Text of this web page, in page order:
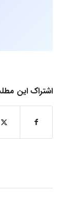
اشتراک این